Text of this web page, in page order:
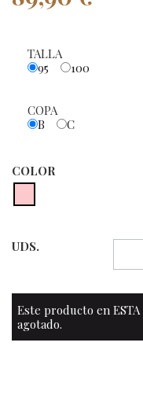
TALLA
95
100
COPA
B
C
COLOR
UDS.
Este producto en ESTA
agotado.